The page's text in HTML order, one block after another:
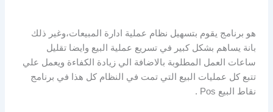
هو برنامج يقوم بتسهيل نظام عملية ادارة المبيعات،وغير ذلك
بانة يساهم بشكل كبير في تسريع عملية البيع وايضا تقليل
ساعات العمل المطلوبة بالاضافة الي زيادة الكفاءة ويعمل علي
تتبع كل عمليات البيع التي تمت في النظام كل هذا في برنامج
نقاط البيع Pos .